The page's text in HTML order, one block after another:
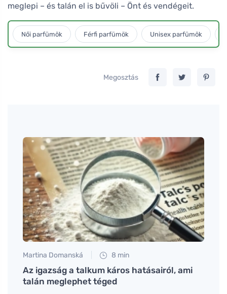
meglepi – és talán el is bűvöli – Önt és vendégeit.
Női parfümök Férfi parfümök Unisex parfümök
Megosztás
Martina Domanská 8 min
Az igazság a talkum káros hatásairól, ami
talán meglephet téged